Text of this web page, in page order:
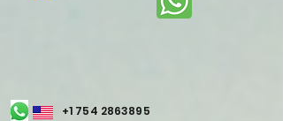
+1 754 2863895